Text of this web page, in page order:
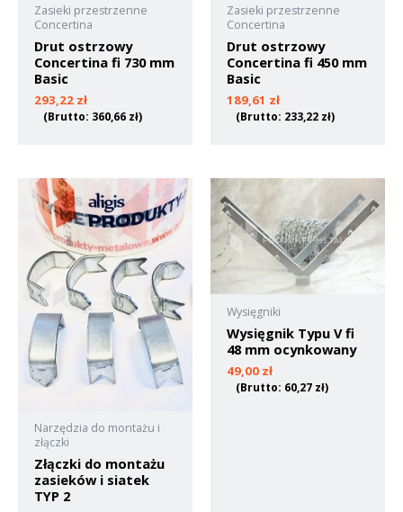
Zasieki przestrzenne
Concertina
Drut ostrzowy
Concertina fi 730 mm
Basic
293,22 zł
(Brutto: 360,66 zł)
Zasieki przestrzenne
Concertina
Drut ostrzowy
Concertina fi 450 mm
Basic
189,61 zł
(Brutto: 233,22 zł)
Narzędzia do montażu i
złączki
Złączki do montażu
zasieków i siatek
TYP 2
Wysięgniki
Wysięgnik Typu V fi
48 mm ocynkowany
49,00 zł
(Brutto: 60,27 zł)